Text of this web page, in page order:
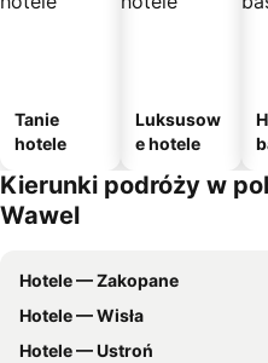
Tanie
hotele
Luksusow
e hotele
Kierunki podróży w
Wawel
Hotele — Zakopane
Hotele — Wisła
Hotele — Ustroń